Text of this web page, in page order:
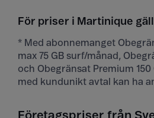
För priser i Martinique
* Med abonnemanget
max 75 GB surf/månad,
och Obegränsat Premium 150
med kundunikt avtal kan ha
Företagspriser från